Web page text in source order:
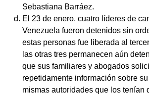
Sebastiana Barráez.
El 23 de enero, cuatro líderes de
Venezuela fueron detenidos sin
estas personas fue liberada al
las otras tres permanecen aún
que sus familiares y abogados
repetidamente información sobre
mismas autoridades que los tenían